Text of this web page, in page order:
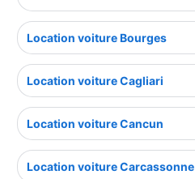
Location voiture Bourges
Location voiture Cagliari
Location voiture Cancun
Location voiture Carcassonne